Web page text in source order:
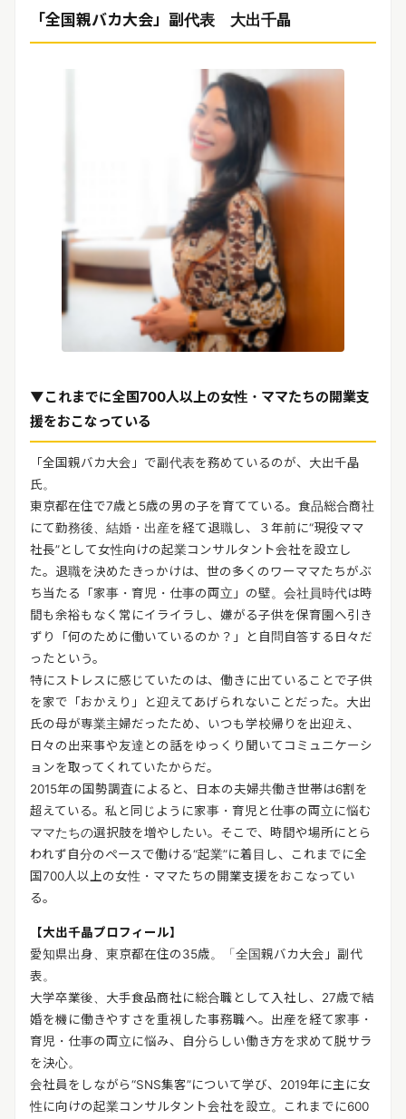
「全国親バカ大会」副代表 大出千晶
▼これまでに全国700人以上の女性・ママたちの開業支
援をおこなっている
「全国親バカ大会」で副代表を務めているのが、大出千晶
氏。
東京都在住で7歳と5歳の男の子を育てている。食品総合商社
にて勤務後、結婚・出産を経て退職し、３年前に“現役ママ
社長”として女性向けの起業コンサルタント会社を設立し
た。退職を決めたきっかけは、世の多くのワーママたちがぶ
ち当たる「家事・育児・仕事の両立」の壁。会社員時代は時
間も余裕もなく常にイライラし、嫌がる子供を保育園へ引き
ずり「何のために働いているのか？」と自問自答する日々だ
ったという。
特にストレスに感じていたのは、働きに出ていることで子供
を家で「おかえり」と迎えてあげられないことだった。大出
氏の母が専業主婦だったため、いつも学校帰りを出迎え、
日々の出来事や友達との話をゆっくり聞いてコミュニケーシ
ョンを取ってくれていたからだ。
2015年の国勢調査によると、日本の夫婦共働き世帯は6割を
超えている。私と同じように家事・育児と仕事の両立に悩む
ママたちの選択肢を増やしたい。そこで、時間や場所にとら
われず自分のペースで働ける“起業”に着目し、これまでに全
国700人以上の女性・ママたちの開業支援をおこなってい
る。
【大出千晶プロフィール】
愛知県出身、東京都在住の35歳。「全国親バカ大会」副代
表。
大学卒業後、大手食品商社に総合職として入社し、27歳で結
婚を機に働きやすさを重視した事務職へ。出産を経て家事・
育児・仕事の両立に悩み、自分らしい働き方を求めて脱サラ
を決心。
会社員をしながら“SNS集客”について学び、2019年に主に女
性に向けの起業コンサルタント会社を設立。これまでに600